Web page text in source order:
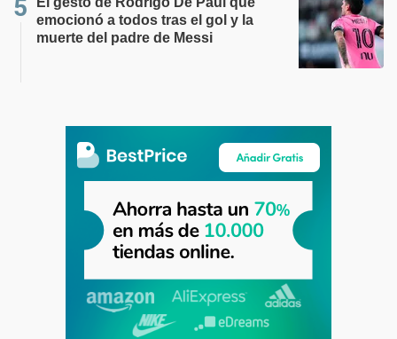
emocionó a todos tras el gol y la
muerte del padre de Messi